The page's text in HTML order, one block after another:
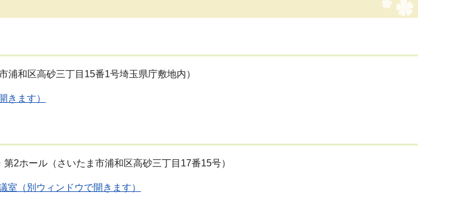
和区高砂三丁目15番1号埼玉県庁敷地内）
きます）
ホール（さいたま市浦和区高砂三丁目17番15号）
室（別ウィンドウで開きます）